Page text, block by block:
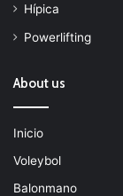
Hípica
Powerlifting
About us
Inicio
Voleybol
Balonmano